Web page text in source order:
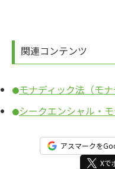
関連コンテンツ
●モナディック法（モナ
●シークエンシャル・
アスマークを
Xで